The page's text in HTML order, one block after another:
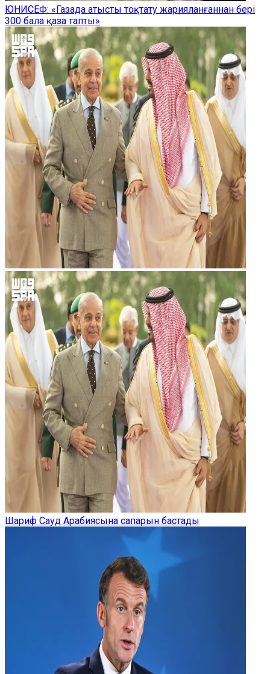
ЮНИСЕФ: «Газада атысты тоқтату жарияланғаннан бері
300 бала қаза тапты»
Шариф Сауд Арабиясына сапарын бастады